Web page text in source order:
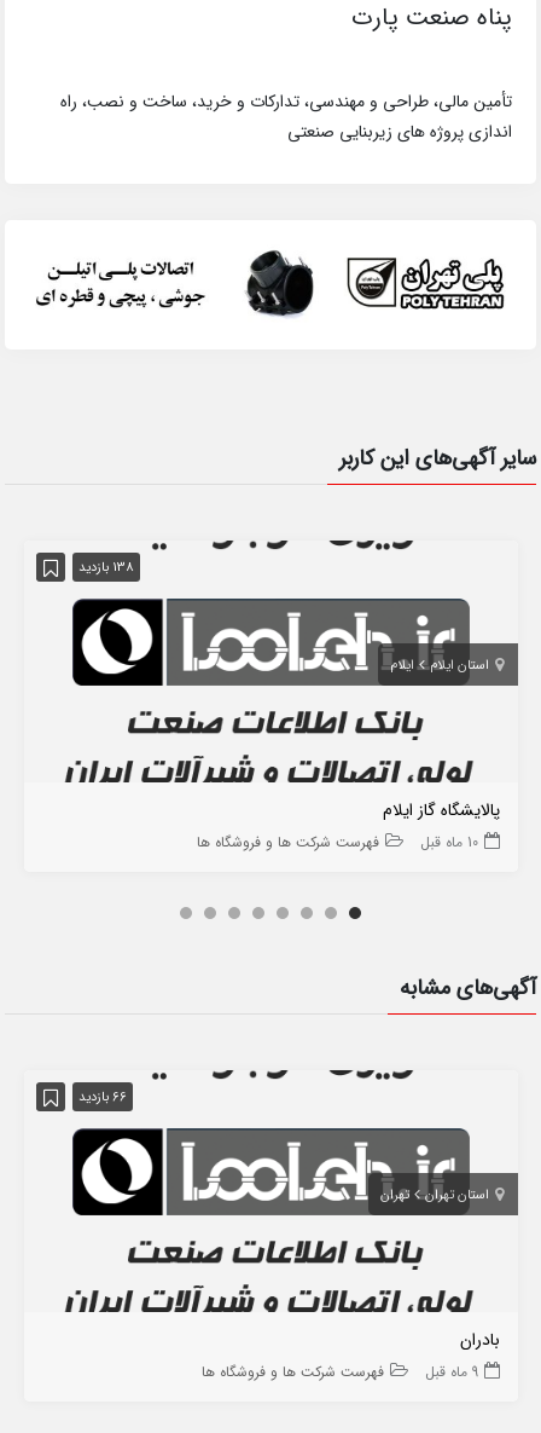
پناه صنعت پارت
تأمین مالی، طراحی و مهندسی، تدارکات و خرید، ساخت و نصب، راه
اندازی پروژه های زیربنایی صنعتی
سایر آگهی‌های این کاربر
138 بازدید
استان ایلام ایلام
پالایشگاه گاز ایلام
10 ماه قبل فهرست شرکت ها و فروشگاه ها
آگهی‌های مشابه
66 بازدید
استان تهران تهران
بادران
9 ماه قبل فهرست شرکت ها و فروشگاه ها